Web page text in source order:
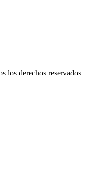
los derechos reservados.